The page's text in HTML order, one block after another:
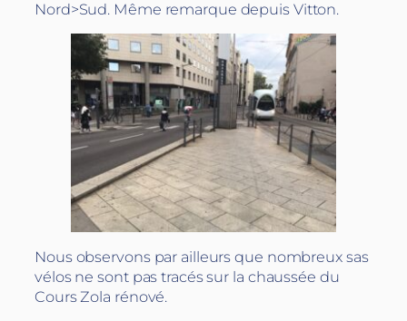
Nord>Sud. Même remarque depuis Vitton.
Nous observons par ailleurs que nombreux sas
vélos ne sont pas tracés sur la chaussée du
Cours Zola rénové.